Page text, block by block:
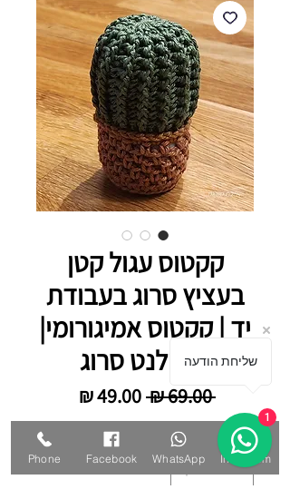
קקטוס עגול קטן
בעציץ סרוג בעבודת
יד | קקטוס אמיגורומי|
סוקולנט סרוג
‏69.00 ‏₪ מחיר רגיל
Phone Facebook WhatsApp Instagram
שליחת הודעה
1